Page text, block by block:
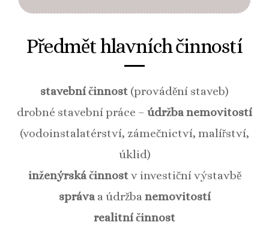
Předmět hlavních činností
stavební činnost (provádění staveb)
drobné stavební práce – údržba nemovitostí
(vodoinstalatérství, zámečnictví, malířství,
úklid)
inženýrská činnostv investiční výstavbě
správaa údržba nemovitostí
realitní činnost